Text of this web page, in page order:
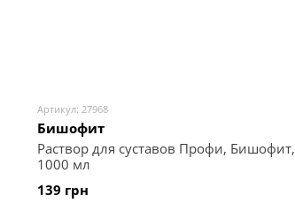
Артикул: 27968
Бишофит
Раствор для суставов Профи, Бишофит,
1000 мл
139 грн